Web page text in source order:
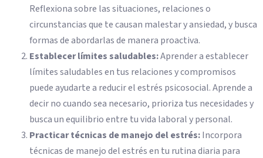
Reflexiona sobre las situaciones, relaciones o
circunstancias que te causan malestar y ansiedad, y busca
formas de abordarlas de manera proactiva.
Establecer límites saludables:Aprender a establecer
límites saludables en tus relaciones y compromisos
puede ayudarte a reducir el estrés psicosocial. Aprende a
decir no cuando sea necesario, prioriza tus necesidades y
busca un equilibrio entre tu vida laboral y personal.
Practicar técnicas de manejo del estrés:Incorpora
técnicas de manejo del estrés en tu rutina diaria para